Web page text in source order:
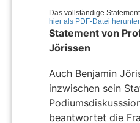
Das vollständige
hier als PDF-Datei
Statement von
Jörissen
Auch Benjamin
inzwischen sein
beantwortet die